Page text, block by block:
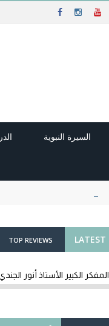
السيرة النبوية
LATEST
TOP REVIEWS
الكبير الأستاذ أنور